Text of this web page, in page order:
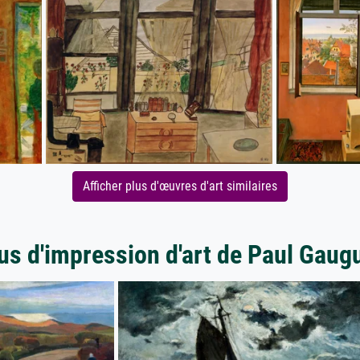
Afficher plus d'œuvres d'art similaires
d'impression d'art de Paul